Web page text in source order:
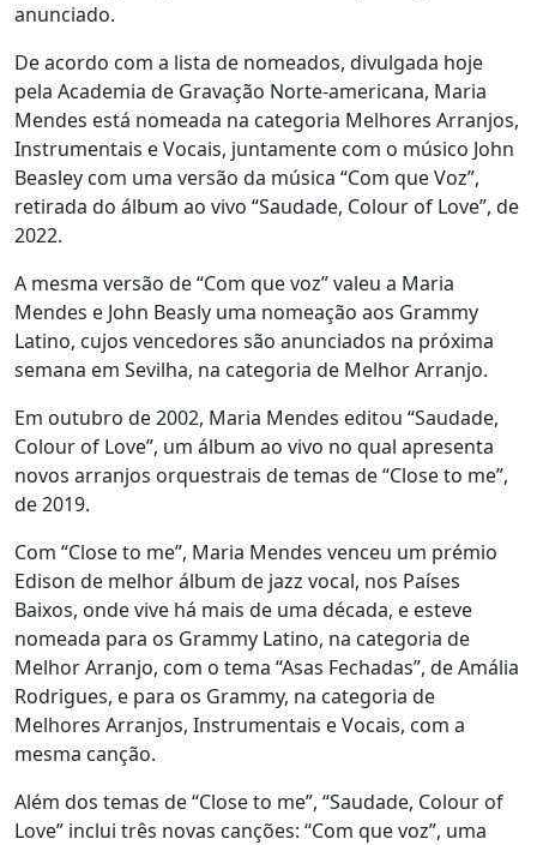
anunciado.
De acordo com a lista de nomeados, divulgada hoje
pela Academia de Gravação Norte-americana, Maria
Mendes está nomeada na categoria Melhores Arranjos,
Instrumentais e Vocais, juntamente com o músico John
Beasley com uma versão da música “Com que Voz”,
retirada do álbum ao vivo “Saudade, Colour of Love”, de
2022.
A mesma versão de “Com que voz” valeu a Maria
Mendes e John Beasly uma nomeação aos Grammy
Latino, cujos vencedores são anunciados na próxima
semana em Sevilha, na categoria de Melhor Arranjo.
Em outubro de 2002, Maria Mendes editou “Saudade,
Colour of Love”, um álbum ao vivo no qual apresenta
novos arranjos orquestrais de temas de “Close to me”,
de 2019.
Com “Close to me”, Maria Mendes venceu um prémio
Edison de melhor álbum de jazz vocal, nos Países
Baixos, onde vive há mais de uma década, e esteve
nomeada para os Grammy Latino, na categoria de
Melhor Arranjo, com o tema “Asas Fechadas”, de Amália
Rodrigues, e para os Grammy, na categoria de
Melhores Arranjos, Instrumentais e Vocais, com a
mesma canção.
Além dos temas de “Close to me”, “Saudade, Colour of
Love” inclui três novas canções: “Com que voz”, uma